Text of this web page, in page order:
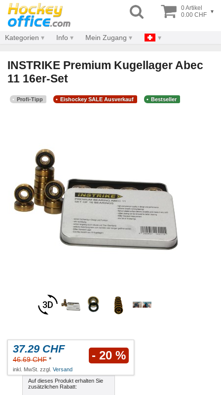
0 Artikel
0.00 CHF ▾
Kategorien Info Mein Zugang
INSTRIKE Premium Kugellager Abec
11 16er-Set
Profi-Tipp Eishockey SALE Ausverkauf Bestseller
37.29 CHF
46.69 CHF * - 20 %
inkl. MwSt. zzgl. Versand
Auf dieses Produkt erhalten Sie
zusätzlichen Rabatt: